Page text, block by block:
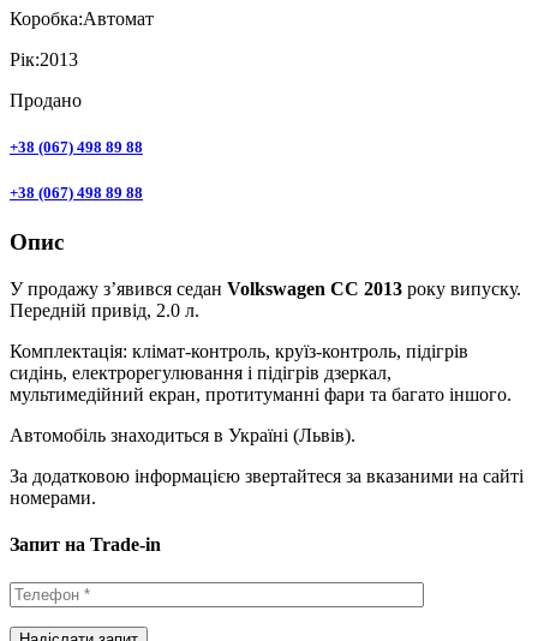
Коробка:Автомат
Рік:2013
Продано
+38 (067) 498 89 88
+38 (067) 498 89 88
Опис
У продажу з’явився седан Volkswagen CC 2013 року випуску.
Передній привід, 2.0 л.
Комплектація: клімат-контроль, круїз-контроль, підігрів
сидінь, електрорегулювання і підігрів дзеркал,
мультимедійний екран, протитуманні фари та багато іншого.
Автомобіль знаходиться в Україні (Львів).
За додатковою інформацією звертайтеся за вказаними на сайті
номерами.
Запит на Trade-in